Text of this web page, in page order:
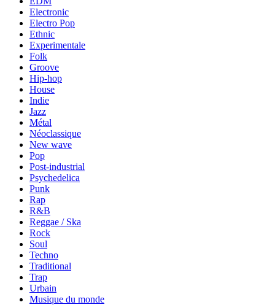
Electronic
Electro Pop
Ethnic
Experimentale
Folk
Groove
Hip-hop
House
Indie
Jazz
Métal
Néoclassique
New wave
Pop
Post-industrial
Psychedelica
Punk
Rap
R&B
Reggae / Ska
Rock
Soul
Techno
Traditional
Trap
Urbain
Musique du monde